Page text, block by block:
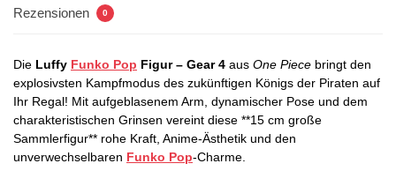
Rezensionen 0
Die Luffy Funko Pop Figur – Gear 4 aus One Piece bringt den
explosivsten Kampfmodus des zukünftigen Königs der Piraten auf
Ihr Regal! Mit aufgeblasenem Arm, dynamischer Pose und dem
charakteristischen Grinsen vereint diese **15 cm große
Sammlerfigur** rohe Kraft, Anime-Ästhetik und den
unverwechselbaren Funko Pop-Charme.